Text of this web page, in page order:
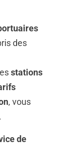
des
stations
, vous
.
de